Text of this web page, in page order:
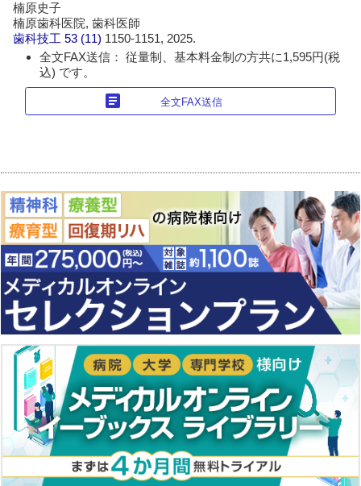
楠原史子
楠原歯科医院, 歯科医師
歯科技工 53 (11) 1150-1151, 2025.
全文FAX送信： 従量制、基本料金制の方共に1,595円(税
込) です。
article 全文FAX送信